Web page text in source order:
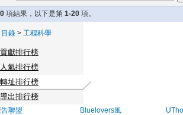
項結果，以下是第 1-20 項。
目錄 > 工程科學
貢獻排行榜
人氣排行榜
轉址排行榜
導出排行榜
告聯盟
Bluelovers風